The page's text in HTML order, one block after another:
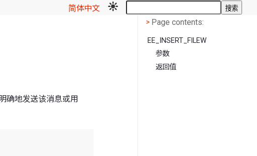
简体中文 搜索
确地发送该消息或用
< Page contents
> Page contents:
EE_INSERT_FILEW
参数
返回值